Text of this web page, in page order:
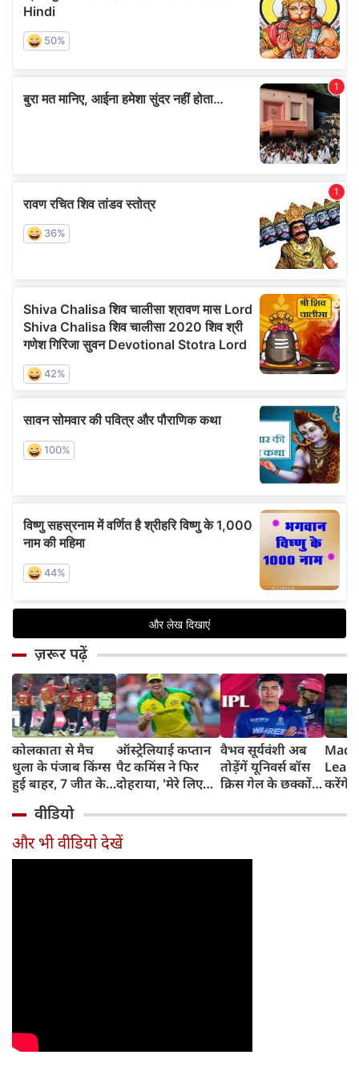
ज़रूर पढ़ें
कोलकाता से मैच
धुला के पंजाब किंग्स
हुई बाहर, 7 जीत के
ऑस्ट्रेलियाई कप्तान
पैट कमिंस ने फिर
दोहराया, 'मेरे लिए
वैभव सूर्यवंशी अब
तोड़ेंगें यूनिवर्स बॉस
क्रिस गेल के छक्कों
करेंगे
टीम में
वीडियो
और भी वीडियो देखें